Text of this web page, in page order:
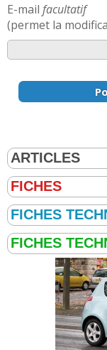
E-mail facultatif
(permet la